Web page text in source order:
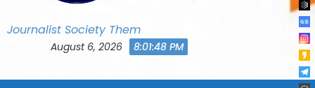
Journalist Society Them
August 6, 2026 8:01:51 PM